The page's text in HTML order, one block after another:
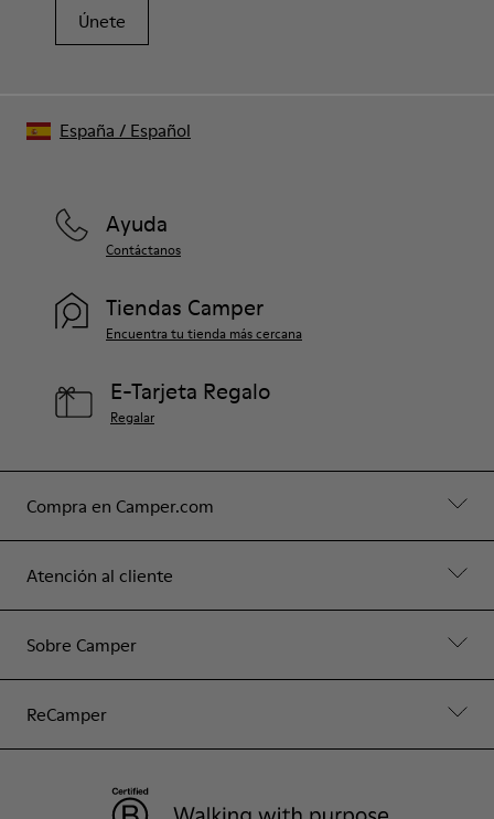
Únete
Compra en Camper.com
Atención al cliente
Sobre Camper
ReCamper
Ayuda
Contáctanos
Tiendas Camper
Encuentra tu tienda más cercana
E-Tarjeta Regalo
Regalar
España / Español